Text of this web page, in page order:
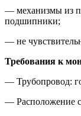
— механизмы из
подшипники;
— не
Требования к
— Трубопровод:
— Расположение